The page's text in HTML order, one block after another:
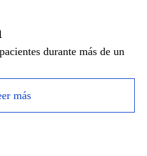
durante más de un
más